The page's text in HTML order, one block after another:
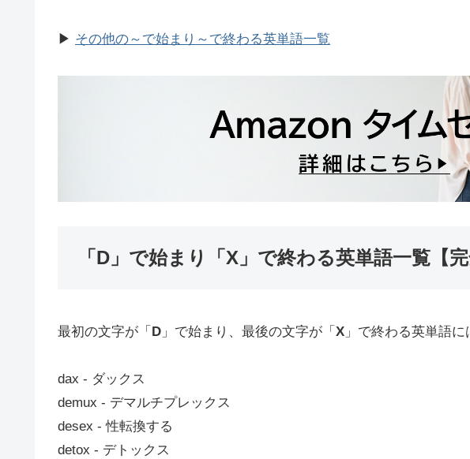
▶ その他の～で始まり～で終わる英単語一覧
「D」で始まり「X」で終わる英単語一覧【完
最初の文字が「 D 」で始まり、最後の文字が「 X 」で終わる英単語
dax ‐ ダックス
demux ‐ デマルチプレックス
desex ‐ 性転換する
detox ‐ デトックス